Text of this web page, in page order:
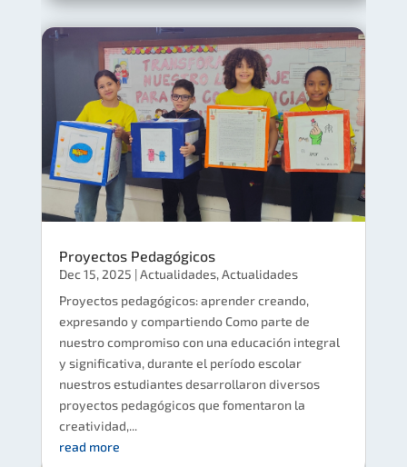
Proyectos Pedagógicos
Dec 15, 2025 |Actualidades,Actualidades
Proyectos pedagógicos: aprender creando,
expresando y compartiendo Como parte de
nuestro compromiso con una educación integral
y significativa, durante el período escolar
nuestros estudiantes desarrollaron diversos
proyectos pedagógicos que fomentaron la
creatividad,...
read more